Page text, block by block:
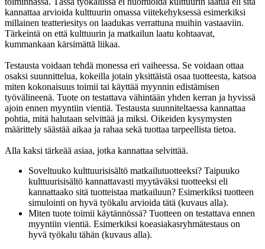
kannattaa arvioida kulttuurin omassa viitekehyksessä esimerkiksi
millainen teatteriesitys on laadukas verrattuna muihin vastaaviin.
Tärkeintä on että kulttuurin ja matkailun laatu kohtaavat,
kummankaan kärsimättä liikaa.
Testausta voidaan tehdä monessa eri vaiheessa. Se voidaan ottaa
osaksi suunnittelua, kokeilla jotain yksittäistä osaa tuotteesta, katsoa
miten kokonaisuus toimii tai käyttää myynnin edistämisen
työvälineenä. Tuote on testattava vähintään yhden kerran ja hyvissä
ajoin ennen myyntiin vientiä. Testausta suunniteltaessa kannattaa
pohtia, mitä halutaan selvittää ja miksi. Oikeiden kysymysten
määrittely säästää aikaa ja rahaa sekä tuottaa tarpeellista tietoa.
Alla kaksi tärkeää asiaa, jotka kannattaa selvittää.
Soveltuuko kulttuurisisältö matkailutuotteeksi? Taipuuko
kulttuurisisältö kannattavasti myytäväksi tuotteeksi eli
kannattaako sitä tuotteistaa matkailuun? Esimerkiksi tuotteen
simulointi on hyvä työkalu arvioida tätä (kuvaus alla).
Miten tuote toimii käytännössä? Tuotteen on testattava ennen
myyntiin vientiä. Esimerkiksi koeasiakasryhmätestaus on
hyvä työkalu tähän (kuvaus alla).